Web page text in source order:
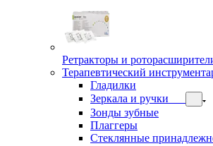
Ретракторы и
Терапевтический
Гладилки
Зеркала и ручки
Зонды зубные
Плаггеры
Стеклянные